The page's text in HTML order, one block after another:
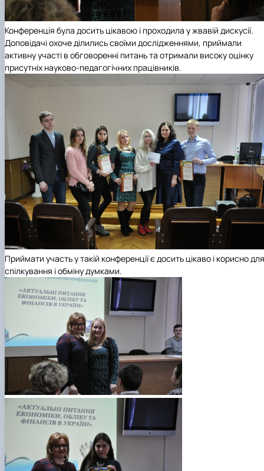
Конференція була досить цікавою і проходила у жвавій дискусії.
Доповідачі охоче ділились своїми дослідженнями, приймали
активну участі в обговоренні питань та отримали високу оцінку
присутніх науково-педагогічних працівників.
Приймати участь у такій конференції є досить цікаво і корисно для
спілкування і обміну думками.